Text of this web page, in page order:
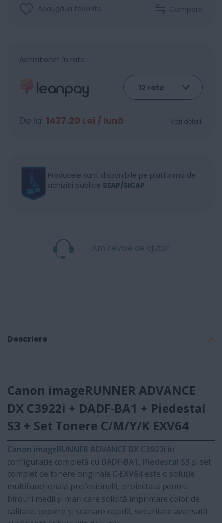
Adaugă la favorite Compară
Achiziționat în rate
De la: 1437.20 Lei / lună Vezi detalii
Produsele sunt disponibile pe platforma de
achizitii publice SEAP/SICAP
Am nevoie de ajutor
Descriere
Canon imageRUNNER ADVANCE
DX C3922i + DADF‑BA1 + Piedestal
S3 + Set Tonere C/M/Y/K EXV64
Canon imageRUNNER ADVANCE DX C3922i în
configurație completă cu DADF‑BA1, Piedestal S3 și set
complet de tonere originale C‑EXV64este o soluție
multifuncțională profesională, proiectată pentru
birouri medii și mari care solicită imprimare color de
calitate, copiere și scanare rapidă, securitate avansată